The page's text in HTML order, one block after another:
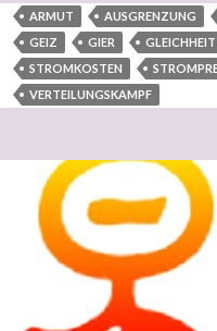
ARMUT AUSGRENZUNG
GEIZ
GIER GLEICHHEIT
STROMKOSTEN
VERTEILUNGSKAMPF